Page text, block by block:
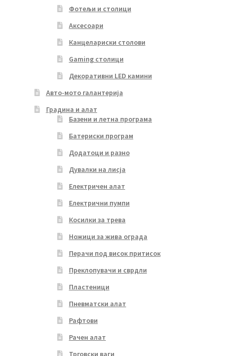
Фотељи и столици
Аксесоари
Канцелариски столови
Gaming столици
Декоративни LED камини
Авто-мото галантерија
Градина и алат
Базени и летна програма
Батериски програм
Додатоци и разно
Дувалки на лисја
Електричен алат
Електрични пумпи
Косилки за трева
Ножици за жива ограда
Перачи под висок притисок
Преклопувачи и сврдли
Пластеници
Пневматски алат
Рафтови
Рачен алат
Трговски ваги